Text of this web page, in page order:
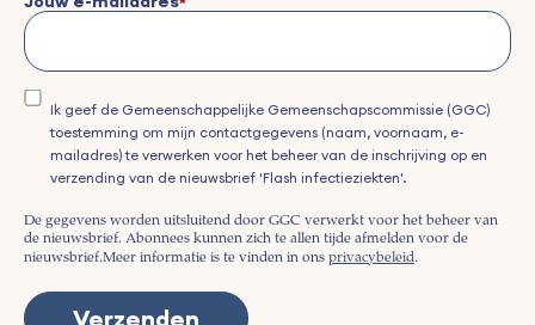
Ik geef de Gemeenschappelijke Gemeenschapscommissie (GGC)
toestemming om mijn contactgegevens (naam, voornaam, e-
mailadres) te verwerken voor het beheer van de inschrijving op en
verzending van de nieuwsbrief 'Flash infectieziekten'.
De gegevens worden uitsluitend door GGC verwerkt voor het beheer van
de nieuwsbrief. Abonnees kunnen zich te allen tijde afmelden voor de
nieuwsbrief.Meer informatie is te vinden in ons privacybeleid.